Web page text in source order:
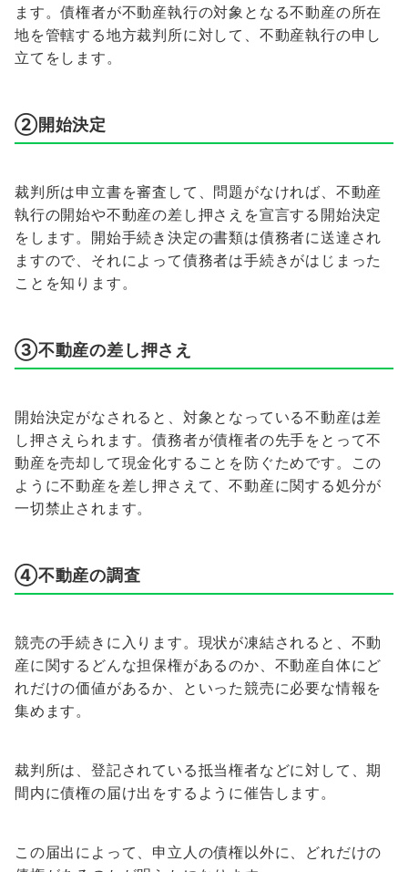
ます。債権者が不動産執行の対象となる不動産の所在
地を管轄する地方裁判所に対して、不動産執行の申し
立てをします。
②開始決定
裁判所は申立書を審査して、問題がなければ、不動産
執行の開始や不動産の差し押さえを宣言する開始決定
をします。開始手続き決定の書類は債務者に送達され
ますので、それによって債務者は手続きがはじまった
ことを知ります。
③不動産の差し押さえ
開始決定がなされると、対象となっている不動産は差
し押さえられます。債務者が債権者の先手をとって不
動産を売却して現金化することを防ぐためです。この
ように不動産を差し押さえて、不動産に関する処分が
一切禁止されます。
④不動産の調査
競売の手続きに入ります。現状が凍結されると、不動
産に関するどんな担保権があるのか、不動産自体にど
れだけの価値があるか、といった競売に必要な情報を
集めます。
裁判所は、登記されている抵当権者などに対して、期
間内に債権の届け出をするように催告します。
この届出によって、申立人の債権以外に、どれだけの